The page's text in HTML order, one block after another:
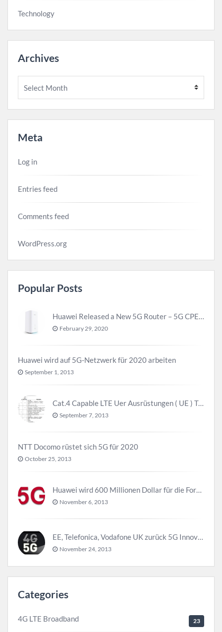
Technology
Archives
Meta
Log in
Entries feed
Comments feed
WordPress.org
Popular Posts
Huawei Released a New 5G Router – 5G CPE Pro 2
February 29, 2020
Huawei wird auf 5G-Netzwerk für 2020 arbeiten
September 1, 2013
Cat.4 Capable LTE Uer Ausrüstungen ( UE ) Trend
September 7, 2013
NTT Docomo rüstet sich 5G für 2020
October 25, 2013
Huawei wird 600 Millionen Dollar für die Forschung zu 5G investieren bevor 2018
November 6, 2013
EE, Telefonica, Vodafone UK zurück 5G Innovationszentrum
November 24, 2013
Categories
4G LTE Broadband 23